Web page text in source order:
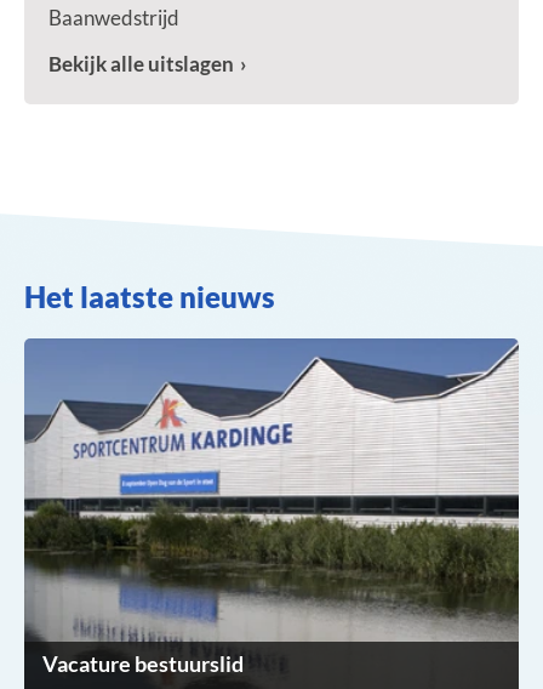
Baanwedstrijd
Bekijk alle uitslagen
Het laatste nieuws
Vacature bestuurslid